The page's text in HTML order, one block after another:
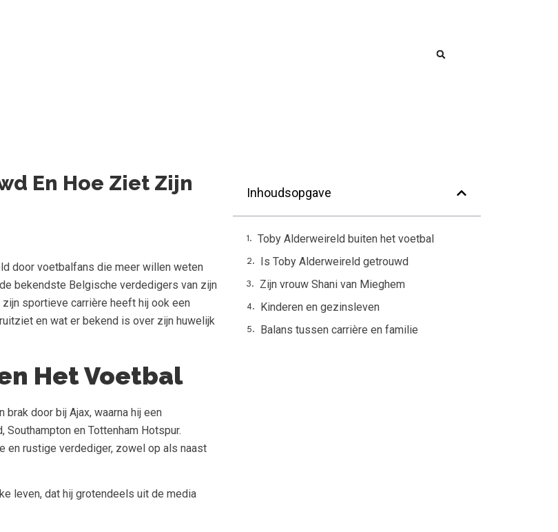
En Hoe Ziet Zijn
door voetbalfans die meer willen weten
bekendste Belgische verdedigers van zijn
sportieve carrière heeft hij ook een
en wat er bekend is over zijn huwelijk
Het Voetbal
door bij Ajax, waarna hij een
en Tottenham Hotspur.
en rustige verdediger, zowel op als naast
leven, dat hij grotendeels uit de media
Inhoudsopgave
Toby Alderweireld buiten het voetbal
Is Toby Alderweireld getrouwd
Zijn vrouw Shani van Mieghem
Kinderen en gezinsleven
Balans tussen carrière en familie